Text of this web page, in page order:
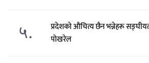
५.
प्रदेशको औचित्य छैन भन्नेहरू
पोखरेल